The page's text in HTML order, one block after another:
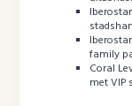
family
Coral
met VIP